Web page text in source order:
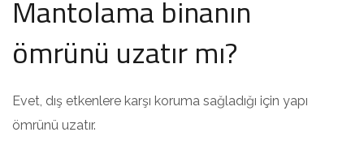
Mantolama binanın
ömrünü uzatır mı?
Evet, dış etkenlere karşı koruma sağladığı için yapı
ömrünü uzatır.